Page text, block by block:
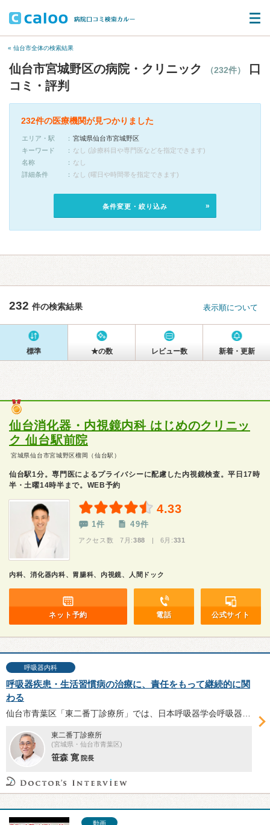
« 仙台市全体の検索結果
仙台市宮城野区の病院・クリニック （232件）
口
コミ・評判
232件の医療機関が見つかりました
エリア・駅
宮城県仙台市宮城野区
キーワード
なし (診療科目や専門医などを指定できます)
名称
なし
詳細条件
なし (曜日や時間帯を指定できます)
条件変更・絞り込み
232 件の検索結果 表示順について
標準 ★の数 レビュー数 新着・更新
仙台消化器・内視鏡内科 はじめのクリニッ
ク 仙台駅前院
宮城県仙台市宮城野区榴岡（仙台駅）
仙台駅1分。専門医によるプライバシーに配慮した内視鏡検査。平日17時
半・土曜14時半まで。WEB予約
4.33
1件 49件
アクセス数 7月:388 | 6月:331
内科、消化器内科、胃腸科、内視鏡、人間ドック
ネット予約 電話 公式サイト
呼吸器内科
呼吸器疾患・生活習慣病の治療に、責任をもって継続的に関
わる
東二番丁診療所
(宮城県・仙台市青葉区)
笹森 寛 院長
動画